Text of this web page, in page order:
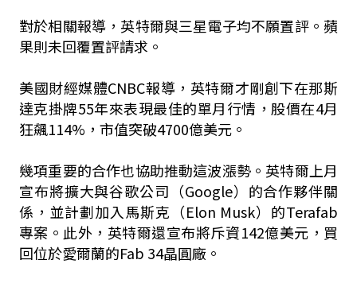
對於相關報導，英特爾與三星電子均不願置評。蘋
果則未回覆置評請求。
美國財經媒體CNBC報導，英特爾才剛創下在那斯
達克掛牌55年來表現最佳的單月行情，股價在4月
狂飆114%，市值突破4700億美元。
幾項重要的合作也協助推動這波漲勢。英特爾上月
宣布將擴大與谷歌公司（Google）的合作夥伴關
係，並計劃加入馬斯克（Elon Musk）的Terafab
專案。此外，英特爾還宣布將斥資142億美元，買
回位於愛爾蘭的Fab 34晶圓廠。